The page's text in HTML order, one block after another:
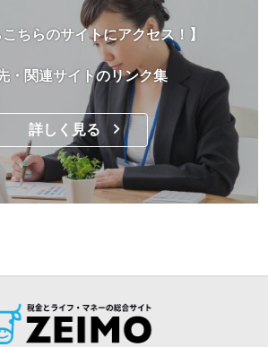
こちらのサイトにアクセス！】
・関連サイトのリンク集
詳しく見る